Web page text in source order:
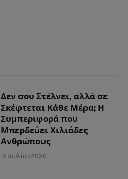
Δεν σου Στέλνει, αλλά σε
Σκέφτεται Κάθε Μέρα; Η
Συμπεριφορά που
Μπερδεύει Χιλιάδες
Ανθρώπους
12 Ιουλίου 2026